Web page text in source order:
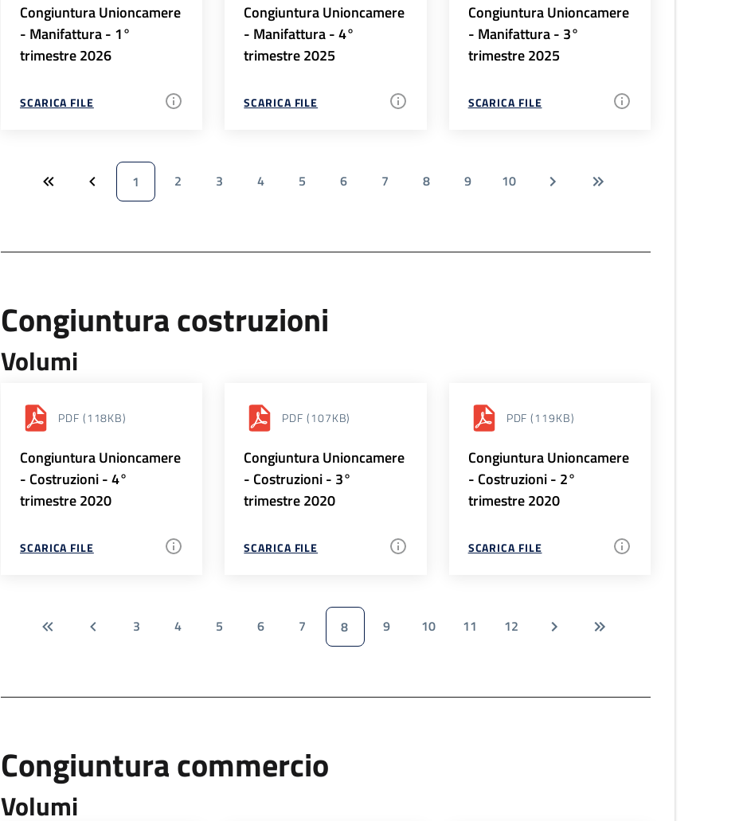
Congiuntura Unioncamere
- Manifattura - 1°
trimestre 2026
SCARICA FILE
Congiuntura Unioncamere
- Manifattura - 4°
trimestre 2025
SCARICA FILE
Congiuntura Unioncamere
- Manifattura - 3°
trimestre 2025
SCARICA FILE
1 2 3 4 5 6 7 8 9 10
Congiuntura costruzioni
Volumi
PDF (118KB)
Congiuntura Unioncamere
- Costruzioni - 4°
trimestre 2020
SCARICA FILE
PDF (107KB)
Congiuntura Unioncamere
- Costruzioni - 3°
trimestre 2020
SCARICA FILE
PDF (119KB)
Congiuntura Unioncamere
- Costruzioni - 2°
trimestre 2020
SCARICA FILE
3 4 5 6 7 8 9 10 11 12
Congiuntura commercio
Volumi